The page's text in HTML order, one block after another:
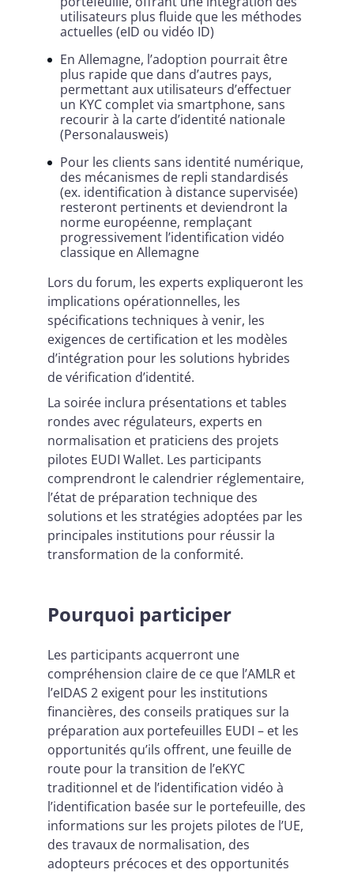
utilisateurs plus fluide que les méthodes
actuelles (eID ou vidéo ID)
En Allemagne, l’adoption pourrait être
plus rapide que dans d’autres pays,
permettant aux utilisateurs d’effectuer
un KYC complet via smartphone, sans
recourir à la carte d’identité nationale
(Personalausweis)
Pour les clients sans identité numérique,
des mécanismes de repli standardisés
(ex. identification à distance supervisée)
resteront pertinents et deviendront la
norme européenne, remplaçant
progressivement l’identification vidéo
classique en Allemagne
Lors du forum, les experts expliqueront les
implications opérationnelles, les
spécifications techniques à venir, les
exigences de certification et les modèles
d’intégration pour les solutions hybrides
de vérification d’identité.
La soirée inclura présentations et tables
rondes avec régulateurs, experts en
normalisation et praticiens des projets
pilotes EUDI Wallet. Les participants
comprendront le calendrier réglementaire,
l’état de préparation technique des
solutions et les stratégies adoptées par les
principales institutions pour réussir la
transformation de la conformité.
Pourquoi participer
Les participants acquerront une
compréhension claire de ce que l’AMLR et
l’eIDAS 2 exigent pour les institutions
financières, des conseils pratiques sur la
préparation aux portefeuilles EUDI – et les
opportunités qu’ils offrent, une feuille de
route pour la transition de l’eKYC
traditionnel et de l’identification vidéo à
l’identification basée sur le portefeuille, des
informations sur les projets pilotes de l’UE,
des travaux de normalisation, des
adopteurs précoces et des opportunités